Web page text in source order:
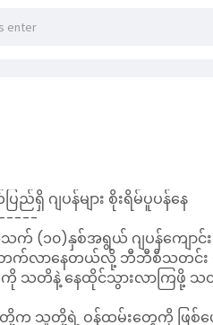
ပေါင်းထားပေးပါရှင်။
က် (၁၀)နှစ်အရွယ် ဂျပန်ကျောင်
တက်လာနေတယ်လို့ ဘီဘီစီသတင်း
သူတို့ရဲ့ ဝန်ထမ်းတွေကို ဖြစ်ပ
ရဲ့ အလုပ်သမားတွေကို အခမဲ့ အိမ်ပ
စက်ဆုပ်စရာကောင်းတဲ့ တိုက်ခိုက်မှု
းတချို့က ကျောင်းသားမိဘတွေ
လိုက်ပြီး အများပြည်သူဆိုင်ရာ